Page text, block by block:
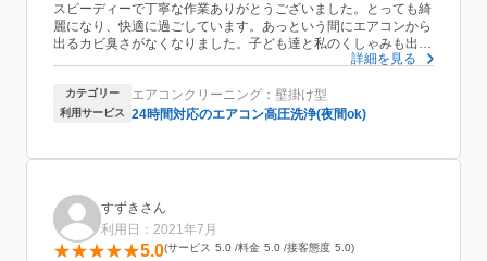
スピーディーで丁寧な作業ありがとうございました。とっても綺
麗になり、快適に過ごしています。あっという間にエアコンから
出るカビ臭さがなくなりました。子ども達と私のくしゃみも出な
くなりました。空気も滑らかです。対応も親切でリピートしたく
詳細を見る
カテゴリー エアコンクリーニング：壁掛け型
利用サービス 24時間対応のエアコン高圧洗浄(夜間ok)
すずきさん
利用日：2021年7月
5.0 サービス 5.0 料金 5.0 接客態度 5.0